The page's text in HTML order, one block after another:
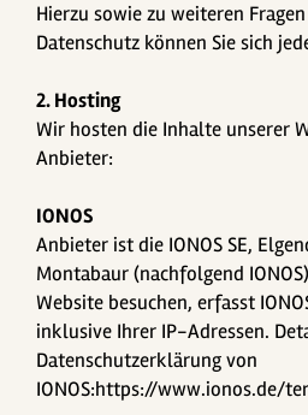
Hierzu sowie zu weiteren
Datenschutz können Sie sich
2. Hosting
Wir hosten die Inhalte unserer
Anbieter:
IONOS
Anbieter ist die IONOS SE,
Montabaur (nachfolgend
Website besuchen, erfasst
inklusive Ihrer IP-Adressen.
Datenschutzerklärung von
IONOS:https://www.ionos.de/